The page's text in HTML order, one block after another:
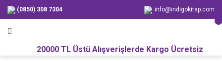
(0850) 308 7304 info@indigokitap.com
20000 TL Üstü Alışverişlerde Kargo Ücretsiz